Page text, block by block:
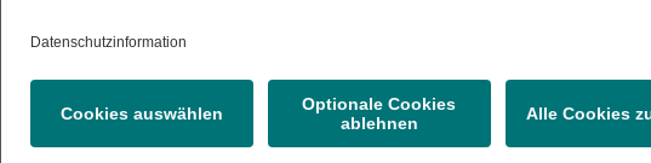
Mehr erfahren